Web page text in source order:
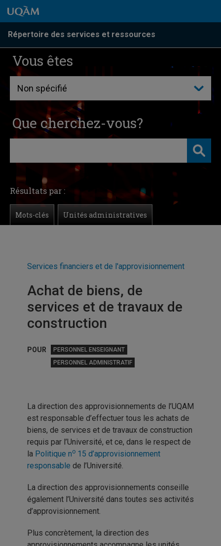
Passer au contenu
Accéder au menu principal
Accéder à la recherche
Passer au contenu
Accéder au menu principal
Répertoire des services et ressources
Vous êtes
Que cherchez-vous?
Résultats par :
Mots-clés Unités administratives
Services financiers et de l'approvisionnement
Achat de biens, de
services et de travaux de
construction
POUR
PERSONNEL ENSEIGNANT
PERSONNEL ADMINISTRATIF
La direction des approvisionnements de l’UQAM
est responsable d’effectuer tous les achats de
biens, de services et de travaux de construction
requis par l’Université, et ce, dans le respect de
la Politique no 15 d’approvisionnement
responsable de l’Université.
La direction des approvisionnements conseille
également l’Université dans toutes ses activités
d’approvisionnement.
Plus concrètement, la direction des